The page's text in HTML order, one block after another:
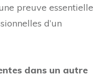
preuve essentielle
d’un
dans un autre